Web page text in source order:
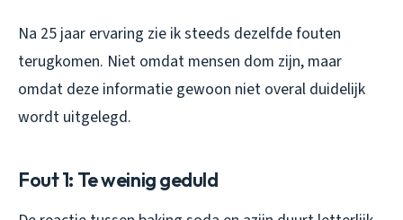
Na 25 jaar ervaring zie ik steeds dezelfde fouten
terugkomen. Niet omdat mensen dom zijn, maar
omdat deze informatie gewoon niet overal duidelijk
wordt uitgelegd.
Fout 1: Te weinig geduld